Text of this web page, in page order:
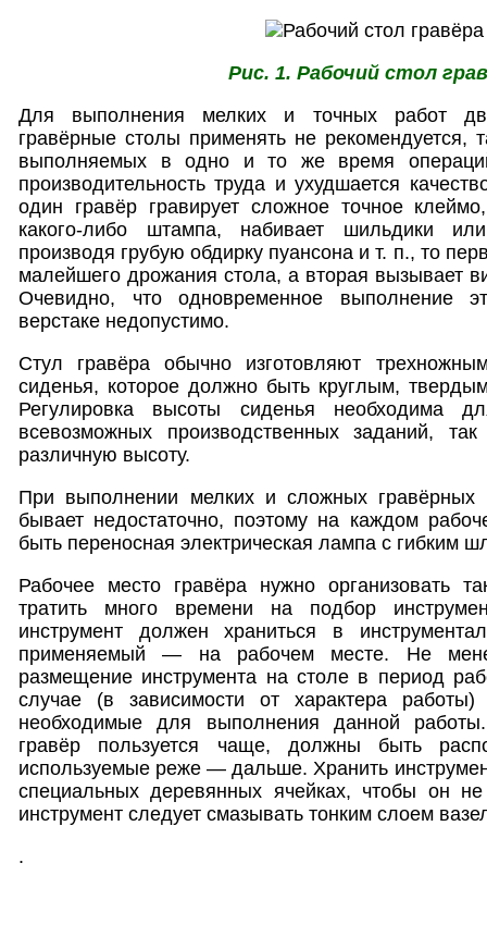
Рис. 1. Рабочий стол
Для выполнения мелких и точных работ
гравёрные столы применять не рекомендуется,
выполняемых в одно и то же время операций
производительность труда и ухудшается
один гравёр гравирует сложное точное
какого-либо штампа, набивает шильдики
производя грубую обдирку пуансона и т. п., то
малейшего дрожания стола, а вторая вызывает
Очевидно, что одновременное выполнение
верстаке недопустимо.
Стул гравёра обычно изготовляют
сиденья, которое должно быть круглым,
Регулировка высоты сиденья необходима
всевозможных производственных заданий,
различную высоту.
При выполнении мелких и сложных гравёрных
бывает недостаточно, поэтому на каждом
быть переносная электрическая лампа с гибким
Рабочее место гравёра нужно организовать
тратить много времени на подбор
инструмент должен храниться в
применяемый — на рабочем месте. Не
размещение инструмента на столе в период
случае (в зависимости от характера работы)
необходимые для выполнения данной
гравёр пользуется чаще, должны быть
используемые реже — дальше. Хранить
специальных деревянных ячейках, чтобы он
инструмент следует смазывать тонким слоем
.